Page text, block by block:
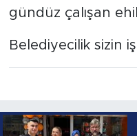
gündüz çalışan
Belediyecilik sizin